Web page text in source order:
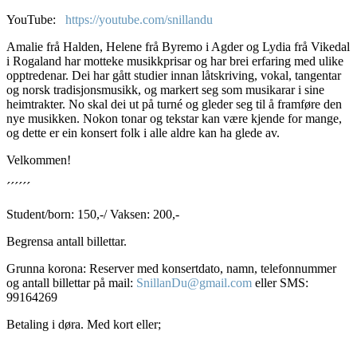
YouTube: https://youtube.com/snillandu
Amalie frå Halden, Helene frå Byremo i Agder og Lydia frå Vikedal
i Rogaland har motteke musikkprisar og har brei erfaring med ulike
opptredenar. Dei har gått studier innan låtskriving, vokal, tangentar
og norsk tradisjonsmusikk, og markert seg som musikarar i sine
heimtrakter. No skal dei ut på turné og gleder seg til å framføre den
nye musikken. Nokon tonar og tekstar kan være kjende for mange,
og dette er ein konsert folk i alle aldre kan ha glede av.
Velkommen!
´´´´´´
Student/born: 150,-/Vaksen: 200,-
Begrensa antall billettar.
Grunna korona: Reserver med konsertdato, namn, telefonnummer
og antall billettar på mail: SnillanDu@gmail.com eller SMS:
99164269
Betaling i døra. Med kort eller;